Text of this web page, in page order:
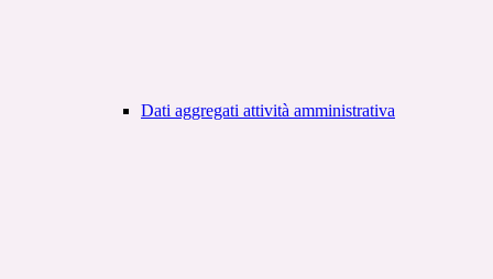
Dati aggregati attività amministrativa